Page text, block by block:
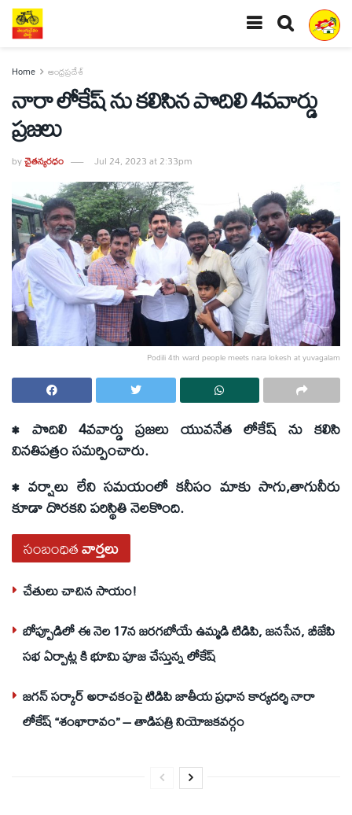
Home ఆంధ్రప్రదేశ్
నారా లోకేష్ ను కలిసిన పొదిలి 4వవార్డు
ప్రజలు
byచైతన్యరధం Jul 24, 2023 at 2:33pm
Podili 4th ward people meets nara lokesh at yuvagalam
• పొదిలి 4వవార్డు ప్రజలు యువనేత లోకేష్ ను కలిసి
వినతిపత్రం సమర్పించారు.
• వర్షాలు లేని సమయంలో కనీసం మాకు సాగు,తాగునీరు
కూడా దొరకని పరిస్థితి నెలకొంది.
సంబంధితవార్తలు
చేతులు చాచిన సాయం!
బోప్పూడిలో ఈ నెల 17న జరగబోయే ఉమ్మడి టిడిపి, జనసేన, బీజేపి
సభ ఏర్పాట్ల కి భూమి పూజ చేస్తున్న లోకేష్
జగన్ సర్కార్ అరాచకంపై టిడిపి జాతీయ ప్రధాన కార్యదర్శి నారా
లోకేష్ “శంఖారావం” – తాడిపత్రి నియోజకవర్గం